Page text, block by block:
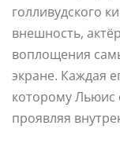
голливудского
внешность,
воплощения
экране. Каждая
которому Льюис
проявляя